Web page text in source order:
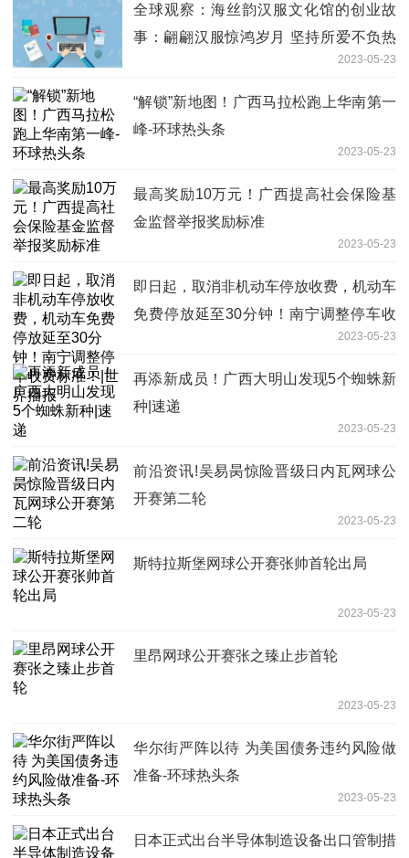
全球观察：海丝韵汉服文化馆的创业故
事：翩翩汉服惊鸿岁月 坚持所爱不负热
2023-05-23
“解锁”新地图！广西马拉松跑上华南第一
峰-环球热头条
2023-05-23
最高奖励10万元！广西提高社会保险基
金监督举报奖励标准
2023-05-23
即日起，取消非机动车停放收费，机动车
免费停放延至30分钟！南宁调整停车收
2023-05-23
再添新成员！广西大明山发现5个蜘蛛新
种|速递
2023-05-23
前沿资讯!吴易昺惊险晋级日内瓦网球公
开赛第二轮
2023-05-23
斯特拉斯堡网球公开赛张帅首轮出局
2023-05-23
里昂网球公开赛张之臻止步首轮
2023-05-23
华尔街严阵以待 为美国债务违约风险做
准备-环球热头条
2023-05-23
日本正式出台半导体制造设备出口管制措